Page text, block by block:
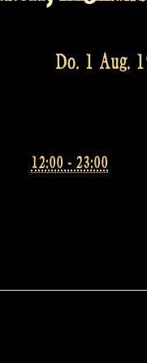
Do. 1 Aug.
12:00 - 23:00